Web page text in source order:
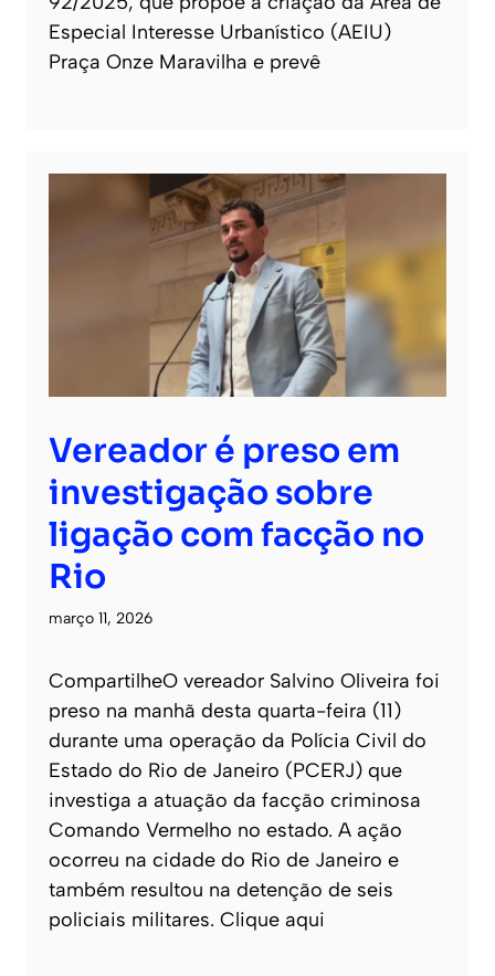
Especial Interesse Urbanístico (AEIU)
Praça Onze Maravilha e prevê
Vereador é preso em
investigação sobre
ligação com facção no
Rio
março 11, 2026
CompartilheO vereador Salvino Oliveira foi
preso na manhã desta quarta-feira (11)
durante uma operação da Polícia Civil do
Estado do Rio de Janeiro (PCERJ) que
investiga a atuação da facção criminosa
Comando Vermelho no estado. A ação
ocorreu na cidade do Rio de Janeiro e
também resultou na detenção de seis
policiais militares. Clique aqui